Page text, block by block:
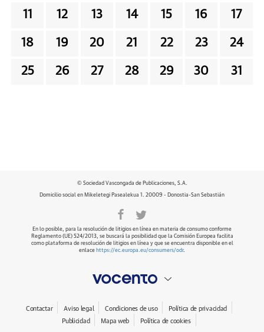
11 12 13 14 15 16 17
18 19 20 21 22 23 24
25 26 27 28 29 30 31
© Sociedad Vascongada de Publicaciones, S.A.
Domicilio social en Mikeletegi Pasealekua 1. 20009 - Donostia-San Sebastián
En lo posible, para la resolución de litigios en línea en materia de consumo conforme
Reglamento (UE) 524/2013, se buscará la posibilidad que la Comisión Europea facilita
como plataforma de resolución de litigios en línea y que se encuentra disponible en el
enlace https://ec.europa.eu/consumers/odr.
Contactar Aviso legal Condiciones de uso
Política de privacidad
Publicidad
Mapa web Política de cookies